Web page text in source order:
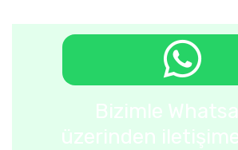
Bizimle
üzerinden